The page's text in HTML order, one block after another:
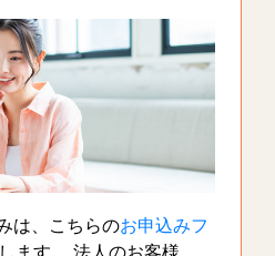
は、こちらのお申込みフ
ます。 法人のお客様